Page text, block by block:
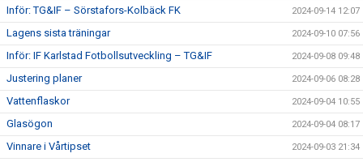
Inför: TG&IF – Sörstafors-Kolbäck FK 2024-09-14 12:07
Lagens sista träningar 2024-09-10 07:56
Inför: IF Karlstad Fotbollsutveckling – TG&IF 2024-09-08 09:48
Justering planer 2024-09-06 08:28
Vattenflaskor 2024-09-04 10:55
Glasögon 2024-09-04 08:17
Vinnare i Vårtipset 2024-09-03 21:34